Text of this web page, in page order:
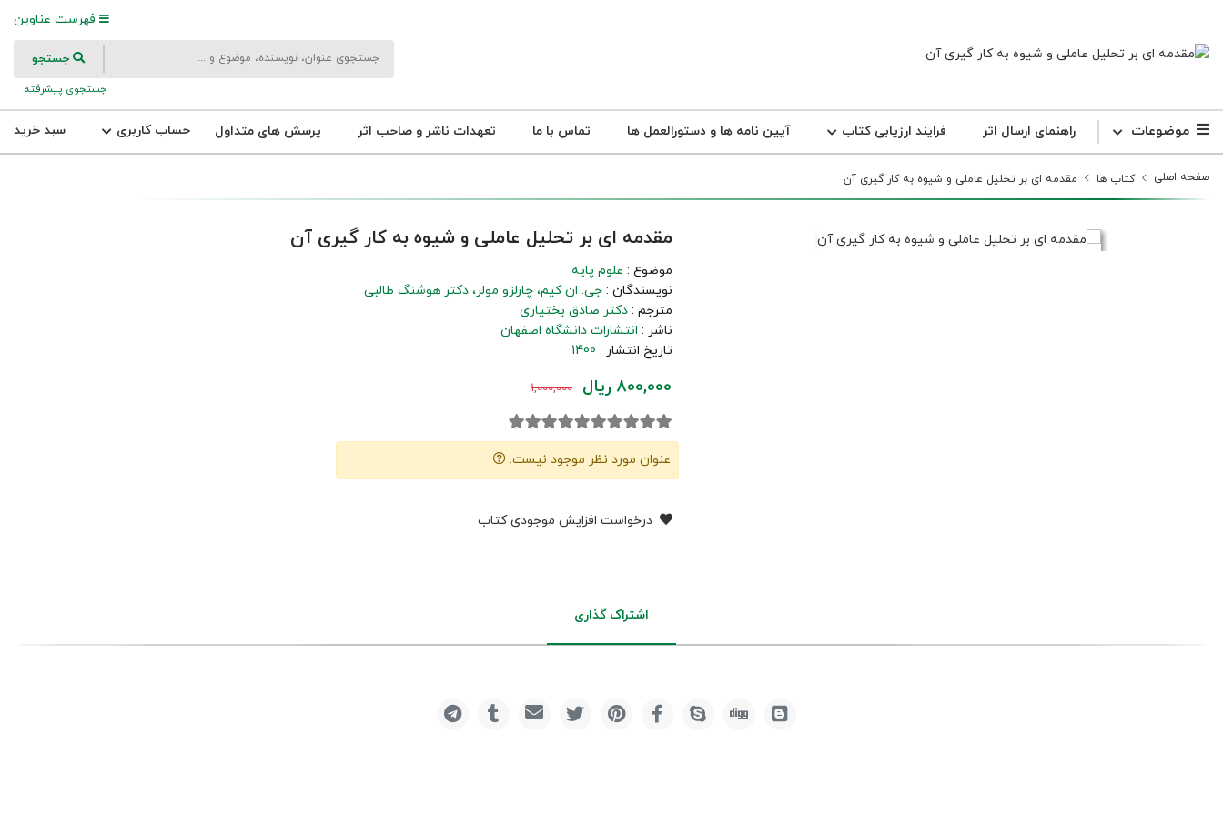
فهرست عناوین
جستجو
جستجوی پیشرفته
موضوعات راهنمای ارسال اثر فرایند ارزیابی کتاب آیین نامه ها و دستورالعمل ها تماس با ما تعهدات ناشر و صاحب اثر پرسش های متداول حساب کاربری سبد خرید
صفحه اصلی کتاب ها مقدمه ای بر تحلیل عاملی و شیوه به کار گیری آن
مقدمه ای بر تحلیل عاملی و شیوه به کار گیری آن
موضوع : علوم پایه
نویسندگان : جی. ان کیم چارلزو مولر دکتر هوشنگ طالبی
مترجم : دکتر صادق بختیاری
ناشر : انتشارات دانشگاه اصفهان
تاریخ انتشار : 1400
800,000 ریال 1,000,000
عنوان مورد نظر موجود نیست.
درخواست افزایش موجودی کتاب
اشتراک گذاری